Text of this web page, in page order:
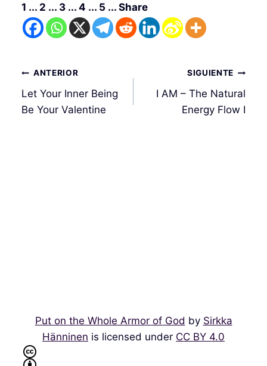
1 ... 2 ... 3 ... 4 ... 5 ... Share
Navegación
de
entradas
ANTERIOR
Let Your Inner Being
Be Your Valentine
SIGUIENTE
I AM – The Natural
Energy Flow I
Put on the Whole Armor of God by Sirkka
Hänninen is licensed under CC BY 4.0